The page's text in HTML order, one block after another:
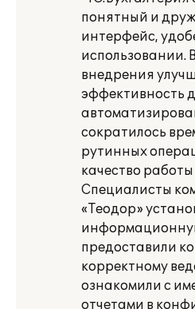
понятный и
интерфейс,
использовании.
внедрения
эффективность
сократилось
рутинных
качество
Специалисты
«Теодор»
предоставили
корректному
ознакомили с
отчетами в